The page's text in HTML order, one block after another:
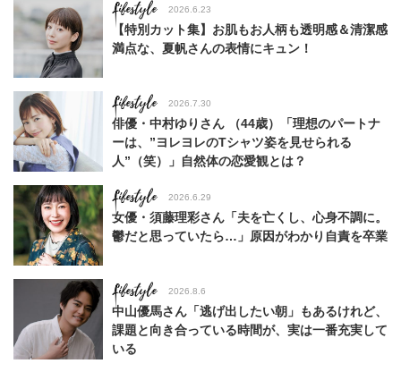
Lifestyle 2026.6.23
【特別カット集】お肌もお人柄も透明感＆清潔感
満点な、夏帆さんの表情にキュン！
Lifestyle 2026.7.30
俳優・中村ゆりさん （44歳）「理想のパートナ
ーは、”ヨレヨレのTシャツ姿を見せられる
人”（笑）」自然体の恋愛観とは？
Lifestyle 2026.6.29
女優・須藤理彩さん「夫を亡くし、心身不調に。
鬱だと思っていたら…」原因がわかり自責を卒業
Lifestyle 2026.8.6
中山優馬さん「逃げ出したい朝」もあるけれど、
課題と向き合っている時間が、実は一番充実して
いる